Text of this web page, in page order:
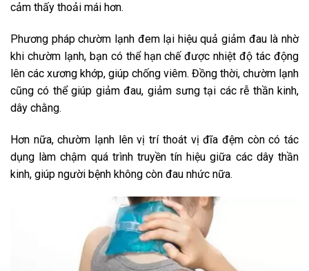
cảm thấy thoải mái hơn.
Phương pháp chườm lạnh đem lại hiệu quả giảm đau là nhờ
khi chườm lạnh, bạn có thể hạn chế được nhiệt độ tác động
lên các xương khớp, giúp chống viêm. Đồng thời, chườm lạnh
cũng có thể giúp giảm đau, giảm sưng tại các rễ thần kinh,
dây chằng.
Hơn nữa, chườm lạnh lên vị trí thoát vị đĩa đệm còn có tác
dụng làm chậm quá trình truyền tín hiệu giữa các dây thần
kinh, giúp người bệnh không còn đau nhức nữa.